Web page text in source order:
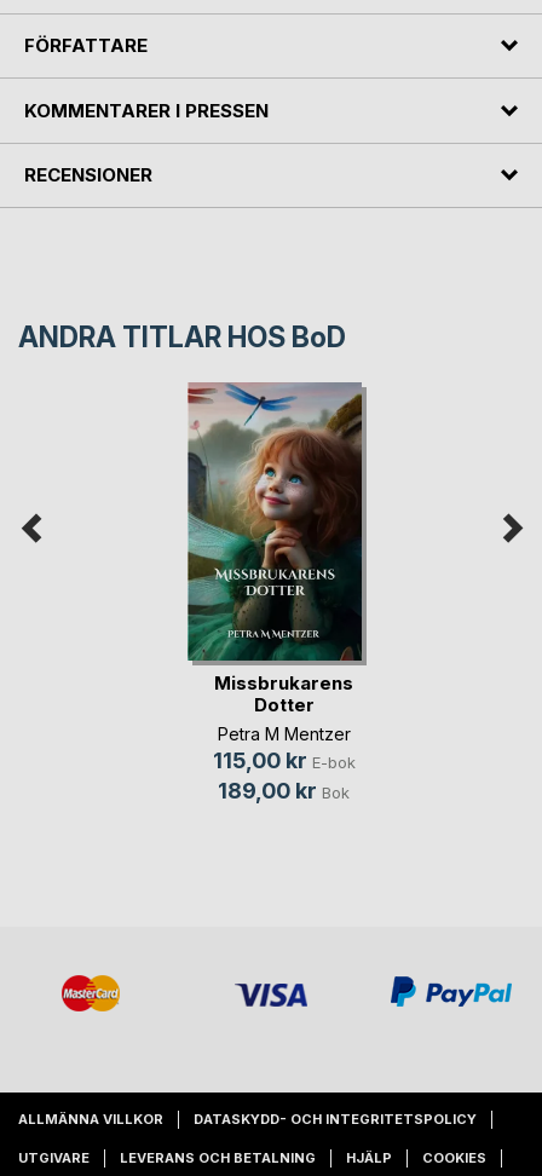
FÖRFATTARE
KOMMENTARER I PRESSEN
RECENSIONER
ANDRA TITLAR HOS BoD
Missbrukarens
Dotter
Petra M Mentzer
115,00 kr E-bok
189,00 kr Bok
ALLMÄNNA VILLKOR DATASKYDD- OCH INTEGRITETSPOLICY
UTGIVARE LEVERANS OCH BETALNING HJÄLP COOKIES